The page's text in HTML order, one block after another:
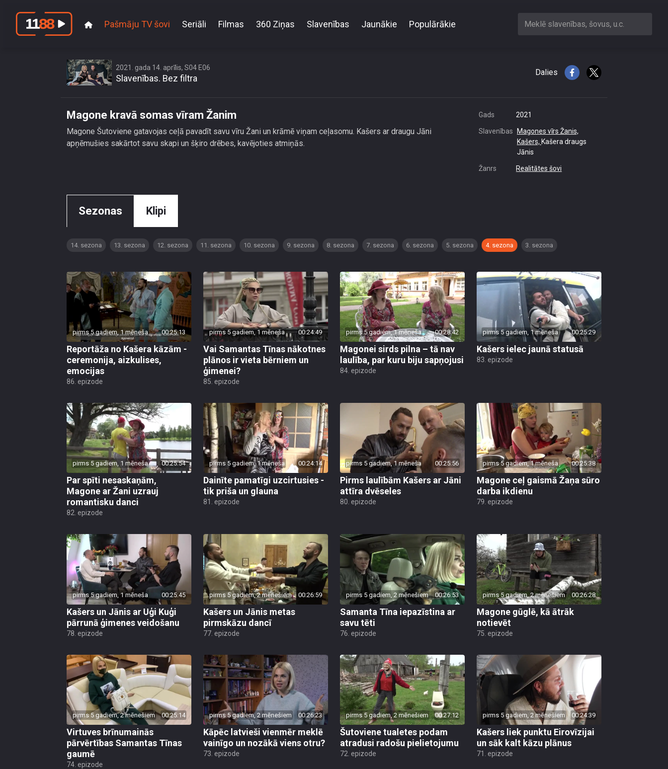
Pašmāju TV šovi Seriāli Filmas 360 Ziņas Slavenības Jaunākie Populārākie Meklē slavenības, šovus, u.c.
2021. gada 14. aprīlis, S04 E06
Slavenības. Bez filtra
Dalies
Magone kravā somas vīram Žanim
Magone Šutoviene gatavojas ceļā pavadīt savu vīru Žani un krāmē viņam ceļasomu. Kašers ar draugu Jāni
apņēmušies sakārtot savu skapi un šķiro drēbes, kavējoties atmiņās.
Gads 2021
Slavenības
Magones vīrs Žanis,
Kašers, Kašera draugs
Jānis
Žanrs Realitātes šovi
Sezonas Klipi
14. sezona 13. sezona 12. sezona 11. sezona 10. sezona 9. sezona 8. sezona 7. sezona 6. sezona 5. sezona 4. sezona 3. sezona
pirms 5 gadiem, 1 mēneša 00:25:13
Reportāža no Kašera kāzām -
ceremonija, aizkulises,
emocijas
86. epizode
pirms 5 gadiem, 1 mēneša 00:24:49
Vai Samantas Tīnas nākotnes
plānos ir vieta bērniem un
ģimenei?
85. epizode
pirms 5 gadiem, 1 mēneša 00:28:42
Magonei sirds pilna – tā nav
laulība, par kuru biju sapņojusi
84. epizode
pirms 5 gadiem, 1 mēneša 00:25:29
Kašers ielec jaunā statusā
83. epizode
pirms 5 gadiem, 1 mēneša 00:25:54
Par spīti nesaskaņām,
Magone ar Žani uzrauj
romantisku danci
82. epizode
pirms 5 gadiem, 1 mēneša 00:24:14
Dainīte pamatīgi uzcirtusies -
tik priša un glauna
81. epizode
pirms 5 gadiem, 1 mēneša 00:25:56
Pirms laulībām Kašers ar Jāni
attīra dvēseles
80. epizode
pirms 5 gadiem, 1 mēneša 00:25:38
Magone ceļ gaismā Žaņa sūro
darba ikdienu
79. epizode
pirms 5 gadiem, 1 mēneša 00:25:45
Kašers un Jānis ar Uģi Kuģi
pārrunā ģimenes veidošanu
78. epizode
pirms 5 gadiem, 2 mēnešiem 00:26:59
Kašers un Jānis metas
pirmskāzu dancī
77. epizode
pirms 5 gadiem, 2 mēnešiem 00:26:53
Samanta Tīna iepazīstina ar
savu tēti
76. epizode
pirms 5 gadiem, 2 mēnešiem 00:26:28
Magone gūglē, kā ātrāk
notievēt
75. epizode
pirms 5 gadiem, 2 mēnešiem 00:25:14
Virtuves brīnumainās
pārvērtības Samantas Tīnas
gaumē
74. epizode
pirms 5 gadiem, 2 mēnešiem 00:26:23
Kāpēc latvieši vienmēr meklē
vainīgo un nozākā viens otru?
73. epizode
pirms 5 gadiem, 2 mēnešiem 00:27:12
Šutoviene tualetes podam
atradusi radošu pielietojumu
72. epizode
pirms 5 gadiem, 2 mēnešiem 00:24:39
Kašers liek punktu Eirovīzijai
un sāk kalt kāzu plānus
71. epizode